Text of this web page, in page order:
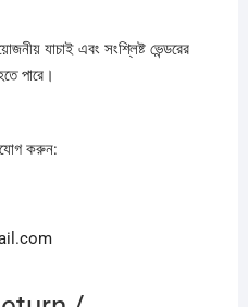
যাচাই এবং সংশ্লিষ্ট ভেন্ডরের
পারে।
করুন: